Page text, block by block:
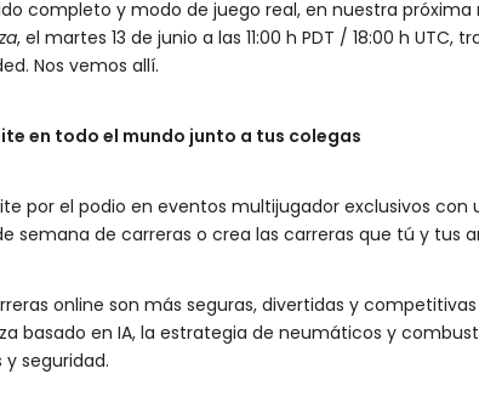
completo y modo de juego real, en nuestra
, el martes 13 de junio a las 11:00 h PDT / 18:00 h UTC,
Nos vemos allí.
en todo el mundo junto a tus colegas
por el podio en eventos multijugador exclusivos con
semana de carreras o crea las carreras que tú y tus
online son más seguras, divertidas y
basado en IA, la estrategia de neumáticos y
y seguridad.